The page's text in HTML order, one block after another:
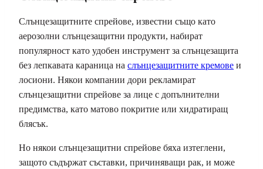
Слънцезащитните спрейове, известни също като
аерозолни слънцезащитни продукти, набират
популярност като удобен инструмент за слънцезащита
без лепкавата караница на слънцезащитните кремове и
лосиони. Някои компании дори рекламират
слънцезащитни спрейове за лице с допълнителни
предимства, като матово покритие или хидратиращ
блясък.
Но някои слънцезащитни спрейове бяха изтеглени,
защото съдържат съставки, причиняващи рак, и може